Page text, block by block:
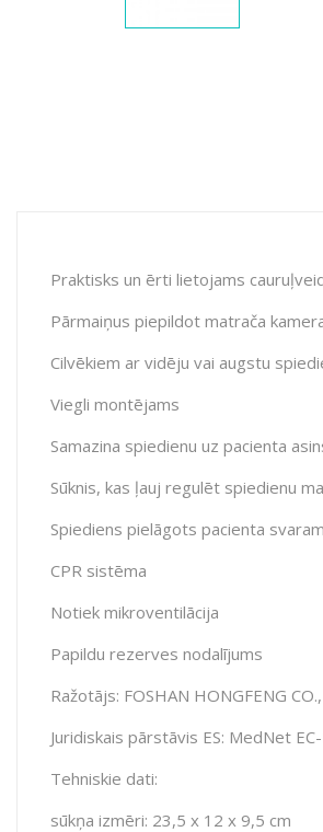
Praktisks un ērti lietojams
Pārmaiņus piepildot matrača
Cilvēkiem ar vidēju vai augstu
Viegli montējams
Samazina spiedienu uz pacienta
Sūknis, kas ļauj regulēt spiedienu
Spiediens pielāgots pacienta svaram
CPR sistēma
Notiek mikroventilācija
Papildu rezerves nodalījums
Ražotājs: FOSHAN HONGFENG
Juridiskais pārstāvis ES: MedNet
Tehniskie dati:
sūkņa izmēri: 23,5 x 12 x 9,5 cm